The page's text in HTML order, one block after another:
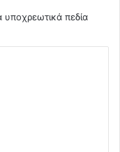
υποχρεωτικά πεδία